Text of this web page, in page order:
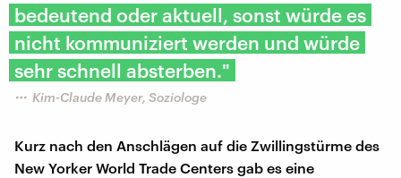
bedeutend oder aktuell, sonst würde es
nicht kommuniziert werden und würde
sehr schnell absterben."
Kim-Claude Meyer, Soziologe
Kurz nach den Anschlägen auf die Zwillingstürme des
New Yorker World Trade Centers gab es eine